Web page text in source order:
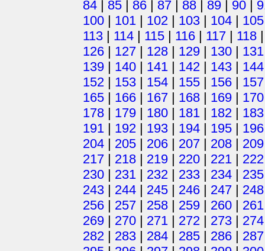
84 | 85 | 86 | 87 | 88 | 89 | 90 |
100 | 101 | 102 | 103 | 104 | 105
113 | 114 | 115 | 116 | 117 | 118
126 | 127 | 128 | 129 | 130 | 131
139 | 140 | 141 | 142 | 143 | 144
152 | 153 | 154 | 155 | 156 | 157
165 | 166 | 167 | 168 | 169 | 170
178 | 179 | 180 | 181 | 182 | 183
191 | 192 | 193 | 194 | 195 | 196
204 | 205 | 206 | 207 | 208 | 209
217 | 218 | 219 | 220 | 221 | 222
230 | 231 | 232 | 233 | 234 | 235
243 | 244 | 245 | 246 | 247 | 248
256 | 257 | 258 | 259 | 260 | 261
269 | 270 | 271 | 272 | 273 | 274
282 | 283 | 284 | 285 | 286 | 287